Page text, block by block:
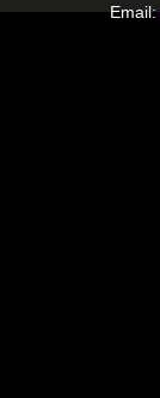
Email: